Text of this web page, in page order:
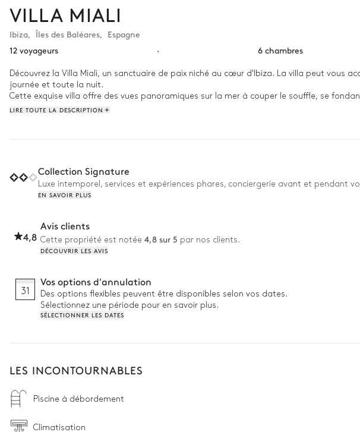
VILLA MIALI
Ibiza, Îles des Baléares, Espagne
12 voyageurs
· 6 chambres
Découvrez la Villa Miali, un sanctuaire de paix niché au cœur d'Ibiza. La villa peut vous
journée et toute la nuit.
Cette exquise villa offre des vues panoramiques sur la mer à couper le souffle, se
Détendez-vous dans la somptueuse piscine à débordement ou profitez de la sérénité
LIRE TOUTE LA DESCRIPTION
Collection Signature
Luxe intemporel, services et expériences phares, conciergerie avant et pendant
EN SAVOIR PLUS
4,8
Avis clients
Cette propriété est notée 4,8 sur 5 par nos clients.
DÉCOUVRIR LES AVIS
31
Vos options d'annulation
Des options flexibles peuvent être disponibles selon vos dates.
Sélectionnez une période pour en savoir plus.
SÉLECTIONNER LES DATES
LES INCONTOURNABLES
Piscine à débordement
Climatisation